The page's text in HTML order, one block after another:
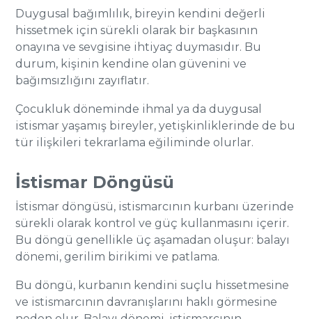
Duygusal bağımlılık, bireyin kendini değerli
hissetmek için sürekli olarak bir başkasının
onayına ve sevgisine ihtiyaç duymasıdır. Bu
durum, kişinin kendine olan güvenini ve
bağımsızlığını zayıflatır.
Çocukluk döneminde ihmal ya da duygusal
istismar yaşamış bireyler, yetişkinliklerinde de bu
tür ilişkileri tekrarlama eğiliminde olurlar.
İstismar Döngüsü
İstismar döngüsü, istismarcının kurbanı üzerinde
sürekli olarak kontrol ve güç kullanmasını içerir.
Bu döngü genellikle üç aşamadan oluşur: balayı
dönemi, gerilim birikimi ve patlama.
Bu döngü, kurbanın kendini suçlu hissetmesine
ve istismarcının davranışlarını haklı görmesine